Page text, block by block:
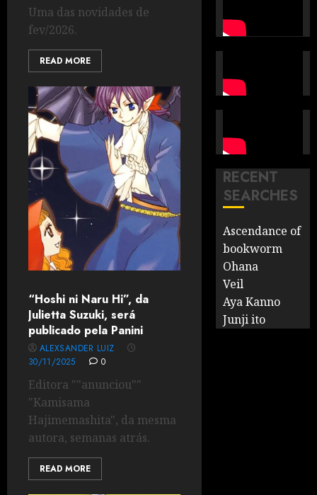
Uma das novidades de
fev/2026.
READ MORE
“Hoshi ni Naru Hi”, da
Julietta Suzuki, será
publicado pela Panini
ALEXSANDER LUIZ
30/11/2025
0
Editora ""anunciou""
"Kamisama
Hajimemashita", da mesma
autora, semanas atrás.
READ MORE
RECENT
SEARCHES
Ascendance of
bookworm
Ohana
Veil
Aya Kanno
Junji ito